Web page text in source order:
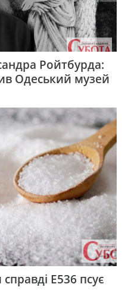
Ройтбурда:
Одеський музей
Е536 псує